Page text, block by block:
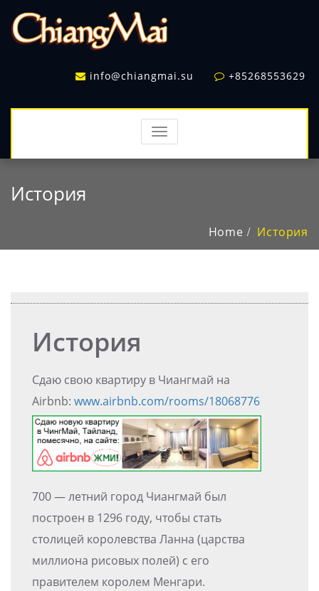
info@chiangmai.su +85268553629
TOGGLE
NAVIGATION
История
Home История
История
Сдаю свою квартиру в Чиангмай на
Airbnb: www.airbnb.com/rooms/18068776
700 — летний город Чиангмай был
построен в 1296 году, чтобы стать
столицей королевства Ланна (царства
миллиона рисовых полей) с его
правителем королем Менгари.